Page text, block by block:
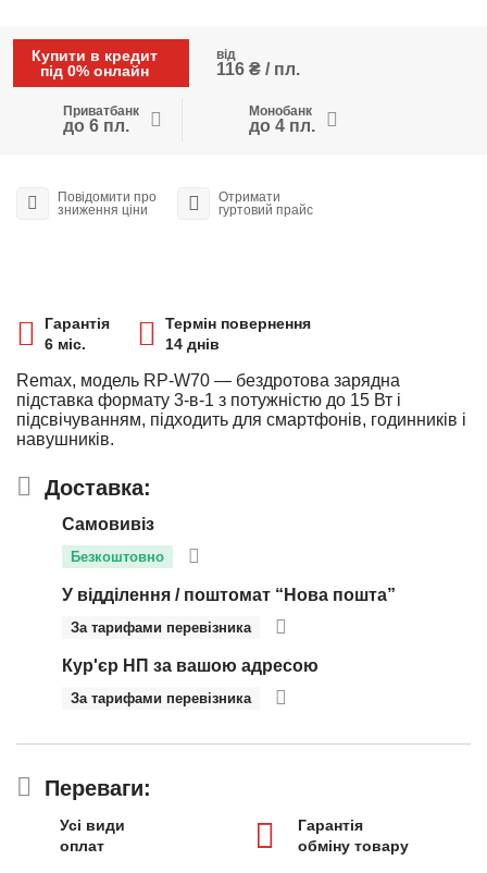
Купити в кредит
під 0% онлайн
від
116 ₴ / пл.
Приватбанк
до 6 пл.
Монобанк
до 4 пл.
Повідомити про
зниження ціни
Отримати
гуртовий прайс
Гарантія
6 міс.
Термін повернення
14 днів
Remax, модель RP-W70 — бездротова зарядна
підставка формату 3-в-1 з потужністю до 15 Вт і
підсвічуванням, підходить для смартфонів, годинників і
навушників.
Доставка:
Самовивіз
Безкоштовно
У відділення / поштомат “Нова пошта”
За тарифами перевізника
Кур'єр НП за вашою адресою
За тарифами перевізника
Переваги:
Усі види
оплат
Гарантія
обміну товару